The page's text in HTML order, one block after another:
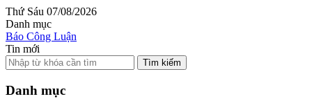
Thứ Sáu 07/08/2026
Danh mục
Báo Công Luận
Tin mới
Tìm kiếm
Danh mục